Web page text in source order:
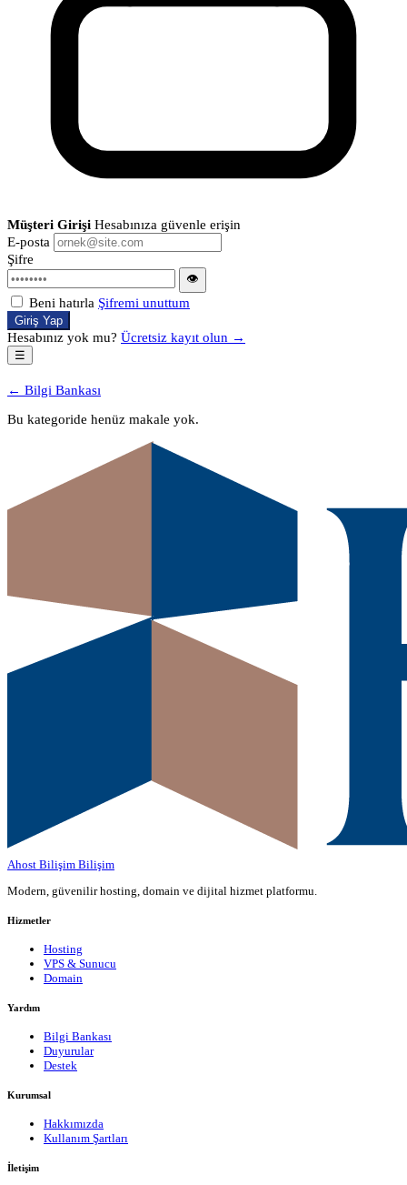
Müşteri Girişi Hesabınıza güvenle erişin
E-posta
Şifre
👁
Beni hatırla Şifremi unuttum
Giriş Yap
Hesabınız yok mu? Ücretsiz kayıt olun →
☰
← Bilgi Bankası
Bu kategoride henüz makale yok.
Ahost Bilişim Bilişim
Modern, güvenilir hosting, domain ve dijital hizmet platformu.
Hizmetler
Hosting
VPS & Sunucu
Domain
Yardım
Bilgi Bankası
Duyurular
Destek
Kurumsal
Hakkımızda
Kullanım Şartları
İletişim